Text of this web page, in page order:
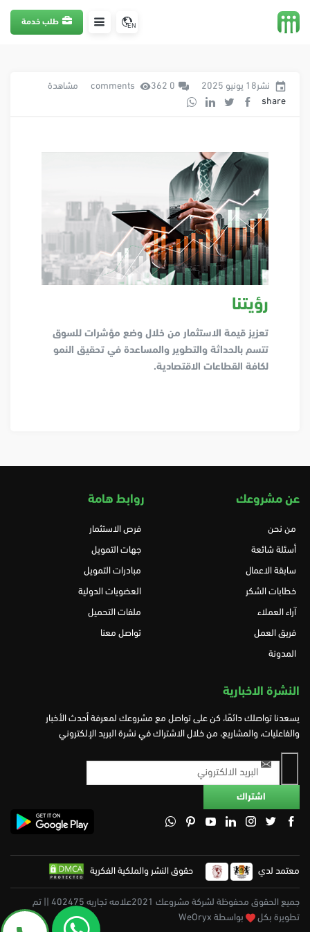
EN طلب خدمة
نشر18 يونيو 2025 0 comments 362 مشاهدة
share
رؤيتنا
تعزيز قيمة الاستثمار من خلال وضع مؤشرات للسوق
تتسم بالحداثة والتطوير والمساعدة في تحقيق النمو
لكافة القطاعات الاقتصادية.
عن مشروعك
من نحن
أسئلة شائعة
سابقة الاعمال
خطابات الشكر
آراء العملاء
فريق العمل
المدونة
روابط هامة
فرص الاستثمار
جهات التمويل
مبادرات التمويل
العضويات الدولية
ملفات التحميل
تواصل معنا
النشرة الاخبارية
يسعدنا تواصلك دائمًا، كن على تواصل مع مشروعك لمعرفة أحدث الأخبار
والفاعليات، والمشاريع، من خلال الاشتراك في نشرة البريد الإلكتروني
معتمد لدي حقوق النشر والملكية الفكرية
جميع الحقوق محفوظة لشركة مشروعك 2021علامه تجاريه 402475 || تم
تطويرة بكل
بواسطة WeOryx